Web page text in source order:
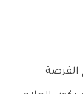
الفرصة